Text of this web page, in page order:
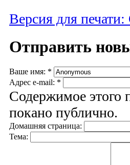
Версия для
Отправить
Ваше имя: *
Адрес e-mail: *
Содержимое этого
покано публично.
Домашняя страница:
Тема: